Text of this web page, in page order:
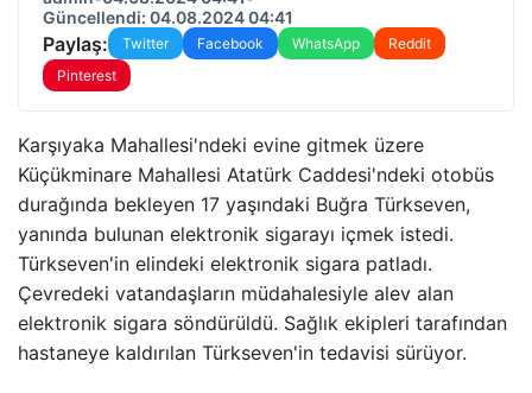
Güncellendi: 04.08.2024 04:41
Paylaş: Twitter Facebook WhatsApp
Reddit
Pinterest
Karşıyaka Mahallesi'ndeki evine gitmek üzere
Küçükminare Mahallesi Atatürk Caddesi'ndeki otobüs
durağında bekleyen 17 yaşındaki Buğra Türkseven,
yanında bulunan elektronik sigarayı içmek istedi.
Türkseven'in elindeki elektronik sigara patladı.
Çevredeki vatandaşların müdahalesiyle alev alan
elektronik sigara söndürüldü. Sağlık ekipleri tarafından
hastaneye kaldırılan Türkseven'in tedavisi sürüyor.